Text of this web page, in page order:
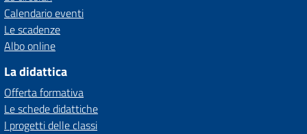
Calendario eventi
Le scadenze
Albo online
La didattica
Offerta formativa
Le schede didattiche
I progetti delle classi